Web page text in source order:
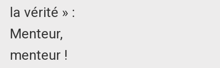
la vérité » :
Menteur,
menteur !